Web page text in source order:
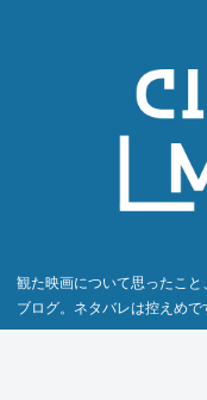
観た映画について思ったこ
ブログ。ネタバレは控えめで